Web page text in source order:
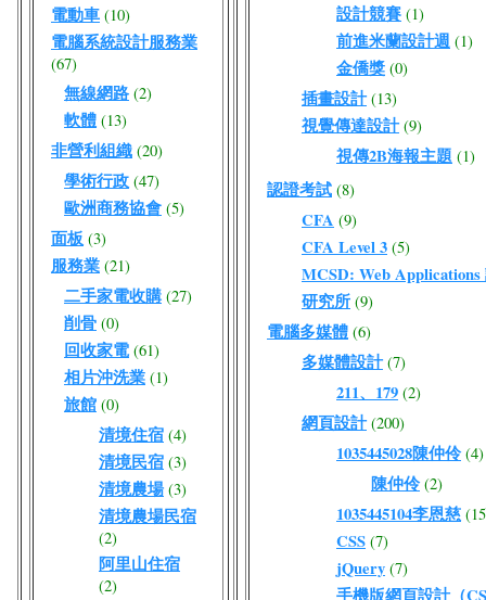
電動車 (10)
電腦系統設計服務業
(67)
無線網路 (2)
軟體 (13)
非營利組織 (20)
學術行政 (47)
歐洲商務協會 (5)
面板 (3)
服務業 (21)
二手家電收購 (27)
削骨 (0)
回收家電 (61)
相片沖洗業 (1)
旅館 (0)
清境住宿 (4)
清境民宿 (3)
清境農場 (3)
清境農場民宿
(2)
阿里山住宿
(2)
設計競賽 (1)
前進米蘭設計週 (1)
金僑獎 (0)
插畫設計 (13)
視覺傳達設計 (9)
視傳2B海報主題 (1)
認證考試 (8)
CFA (9)
CFA Level 3 (5)
MCSD: Web Applications
研究所 (9)
電腦多媒體 (6)
多媒體設計 (7)
211、179 (2)
網頁設計 (200)
1035445028陳仲伶 (4)
陳仲伶 (2)
1035445104李恩慈
CSS (7)
jQuery (7)
手機版網頁設計（